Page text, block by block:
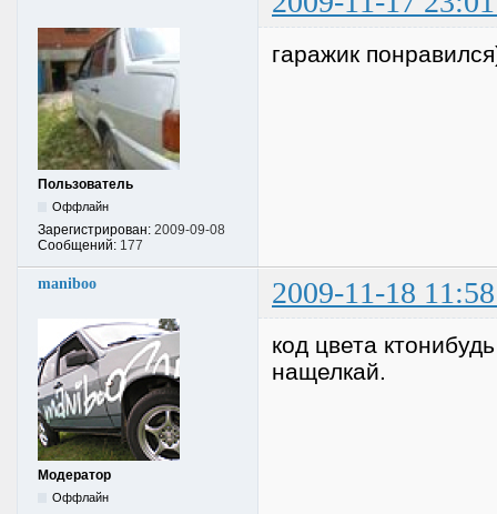
Пользователь
Оффлайн
Зарегистрирован: 2009-09-08
Сообщений: 177
гаражик
maniboo 2009-11-18
Модератор
Оффлайн
код цвета
нащелкай.